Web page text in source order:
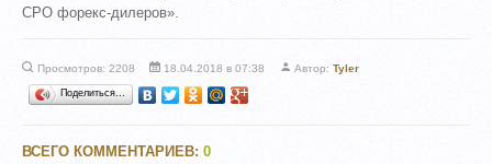
СРО форекс-дилеров».
Просмотров: 2208 18.04.2018 в 07:38 Автор:Tyler
Поделиться…
ВСЕГО КОММЕНТАРИЕВ:0